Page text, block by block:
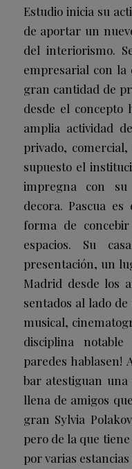
Estudio inicia su
de aportar un
del interiorismo.
empresarial con la
gran cantidad de
desde el concepto
amplia actividad
privado,
supuesto el
impregna con
decora. Pascua
forma de
espacios. Su
presentación, un
Madrid desde los
sentados al lado
musical,
disciplina
paredes hablasen!
bar atestiguan
llena de amigos
gran Sylvia
pero de la que
por varias estancias